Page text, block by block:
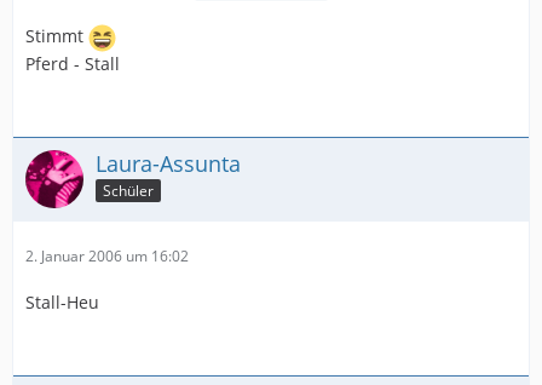
Stimmt
Pferd - Stall
Laura-Assunta
Schüler
2. Januar 2006 um 16:02
Stall-Heu